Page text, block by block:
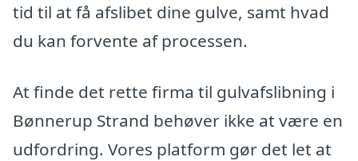
tid til at få afslibet dine gulve, samt hvad
du kan forvente af processen.
At finde det rette firma til gulvafslibning i
Bønnerup Strand behøver ikke at være en
udfordring. Vores platform gør det let at